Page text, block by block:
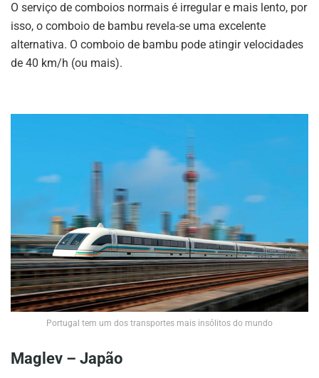
O serviço de comboios normais é irregular e mais lento, por
isso, o comboio de bambu revela-se uma excelente
alternativa. O comboio de bambu pode atingir velocidades
de 40 km/h (ou mais).
Portugal tem um dos transportes mais insólitos do mundo
Maglev – Japão